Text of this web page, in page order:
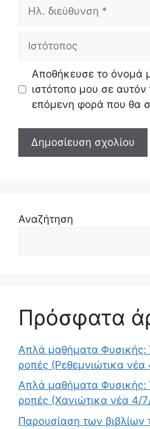
Ηλ.
Ιστότοπος
Αποθήκευσε το όνομά
ιστότοπο μου σε αυτόν
επόμενη φορά που θα
Αναζήτηση
Πρόσφατα
Απλά μαθήματα Φυσικής:
ροπές (Ρεθεμνιώτικα
Απλά μαθήματα Φυσικής:
ροπές (Χανιώτικα νέα 4/
Παρουσίαση των βιβλίων